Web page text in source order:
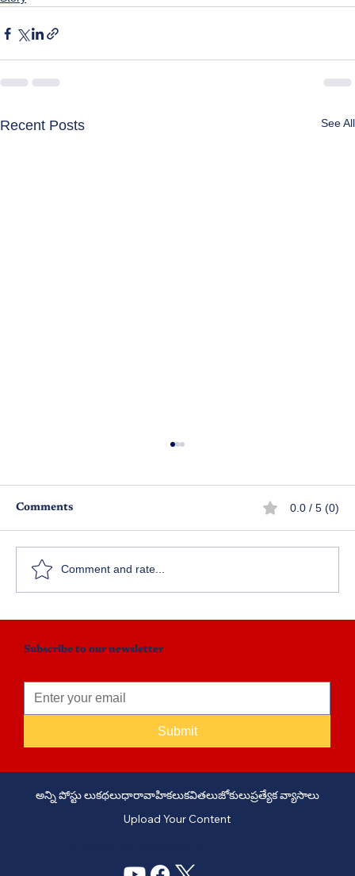
Recent Posts See All
ఊహించని వరం
Comments 0.0 / 5 (0)
Comment and rate...
Subscribe to our newsletter
Submit
అన్ని పోస్టు లుకథలుధారావాహికలుకవితలుజోకులుప్రత్యేక వ్యాసాలు
Upload Your Content